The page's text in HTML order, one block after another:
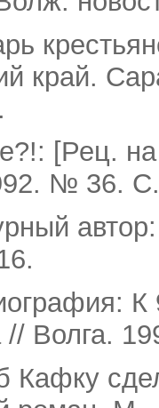
край.
[Рец.
№ 36.
// Волга.
Кафку